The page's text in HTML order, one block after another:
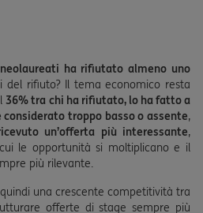
ha rifiutato almeno uno
del rifiuto? Il tema economico resta
36% tra chi ha rifiutato, lo ha fatto a
troppo basso o assente,
un’offerta più interessante,
le opportunità si moltiplicano e il
più rilevante.
una crescente competitività tra
offerte di stage sempre più